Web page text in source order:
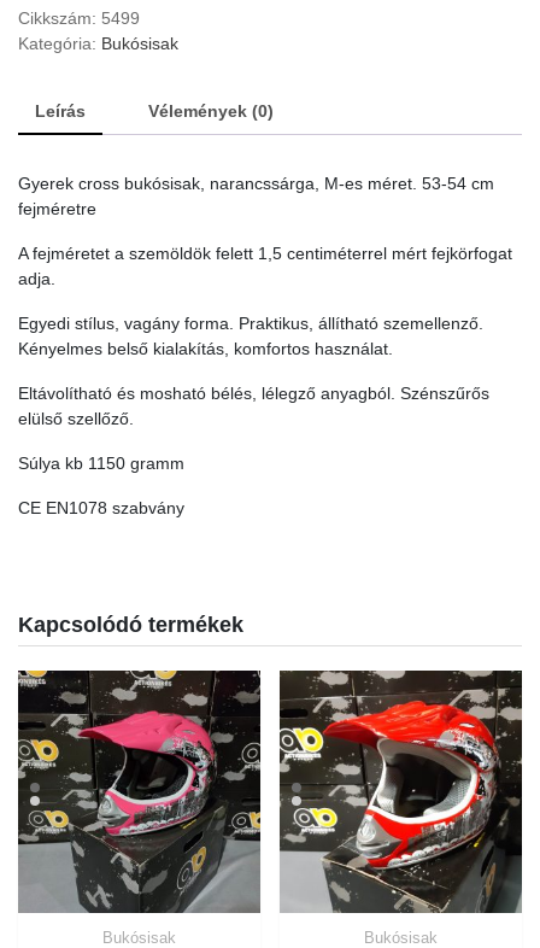
narancssárga,
M-
53-
54
quantity
Cikkszám: 5499
Kategória: Bukósisak
Leírás Vélemények (0)
Gyerek cross bukósisak, narancssárga, M-es méret. 53-54 cm
fejméretre
A fejméretet a szemöldök felett 1,5 centiméterrel mért fejkörfogat
adja.
Egyedi stílus, vagány forma. Praktikus, állítható szemellenző.
Kényelmes belső kialakítás, komfortos használat.
Eltávolítható és mosható bélés, lélegző anyagból. Szénszűrős
elülső szellőző.
Súlya kb 1150 gramm
CE EN1078 szabvány
Kapcsolódó termékek
Bukósisak Bukósisak